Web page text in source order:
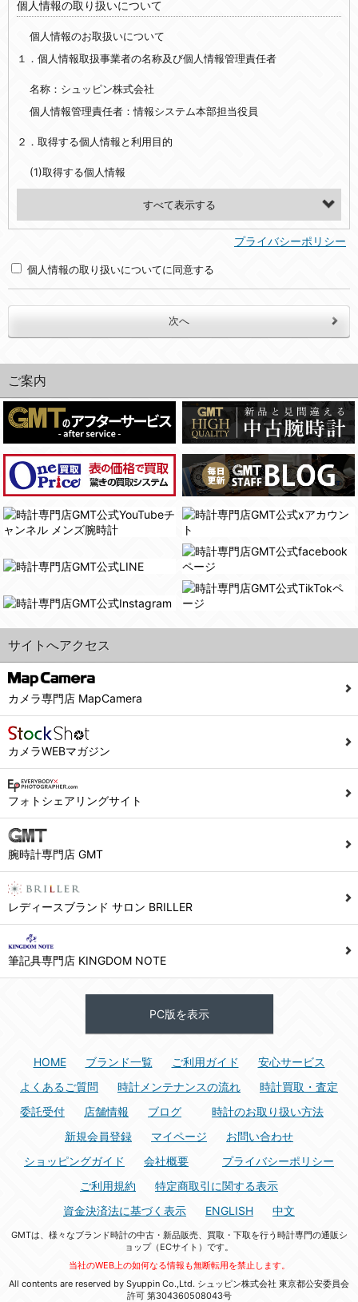
個人情報の取り扱いについて
個人情報のお取扱いについて
１．個人情報取扱事業者の名称及び個人情報管理責任者
名称：シュッピン株式会社
個人情報管理責任者：情報システム本部担当役員
２．取得する個人情報と利用目的
(1)取得する個人情報
(2)利用目的
・お問合せへの対応のため
(2)法令等により開示を求められた場合。
(3)ご本人または公衆の生命、身体又は財産の保護のために必要がある場合であって、本人の同意を得ることが困難であるとき。
(4)国の機関若しくは地方公共団体又はその委託を受けた者が法令の定める事務を遂行することに対して協力する必要がある場合であって、本人の同意を得ることにより当該事務の遂行に支障を及ぼすおそれがあるとき。
(5)業務を円滑に進めるために、外部業者に個人データの一部又は全部の処理を委託する場合（ただし、委託する場合は委託した個人データの安全管理が図られるように、委託先に対する必要かつ適切な監督を行ないます）。
４．ご提供の任意性
５．ご本人が容易に知覚できない方法による個人情報の取得
また利用者の統計的分析のため、または掲載された広告にクッキーを使用する場合があります。
シュッピン株式会社 個人情報相談窓口
Mail：privacy@syuppin.com (受付)
プライバシーポリシー
個人情報の取り扱いについてに同意する
ご案内
サイトへアクセス
カメラ専門店 MapCamera
カメラWEBマガジン
フォトシェアリングサイト
腕時計専門店 GMT
レディースブランド サロン BRILLER
筆記具専門店 KINGDOM NOTE
PC版を表示
HOME ブランド一覧 ご利用ガイド
安心サービス
よくあるご質問
時計メンテナンスの流れ
時計買取・査定
委託受付
店舗情報 ブログ
時計のお取り扱い方法
新規会員登録
マイページ
お問い合わせ
ショッピングガイド
会社概要
プライバシーポリシー
ご利用規約
特定商取引に関する表示
資金決済法に基づく表示
ENGLISH 中文
GMTは、様々なブランド時計の中古・新品販売、買取・下取を行う時計専門の通販シ
ョップ（ECサイト）です。
当社のWEB上の如何なる情報も無断転用を禁止します。
All contents are reserved by Syuppin Co.,Ltd. シュッピン株式会社 東京都公安委員会
許可 第304360508043号